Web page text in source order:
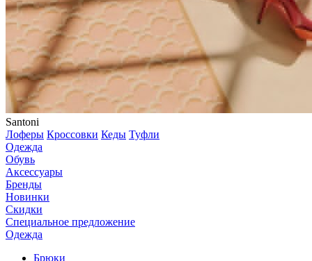
Santoni
Лоферы Кроссовки Кеды Туфли
Одежда
Обувь
Аксессуары
Бренды
Новинки
Скидки
Специальное предложение
Одежда
Брюки